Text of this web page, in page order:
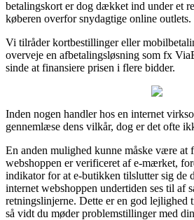
betalingskort er dog dækket ind under et
køberen overfor snydagtige online outlets.
Vi tilråder kortbestillinger eller
overveje en afbetalingsløsning som fx
sinde at finansiere prisen i flere bidder.
Inden nogen handler hos en internet
gennemlæse dens vilkår, dog er det ofte
En anden mulighed kunne måske være
webshoppen er verificeret af e-mærket,
indikator for at e-butikken tilslutter sig de
internet webshoppen undertiden ses til af
retningslinjerne. Dette er en god
så vidt du møder problemstillinger med